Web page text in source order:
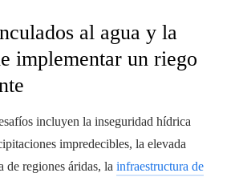
al agua y la
implementar un riego
incluyen la inseguridad hídrica
impredecibles, la elevada
de regiones áridas, la infraestructura de